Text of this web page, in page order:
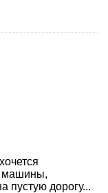
машины,
пустую дорогу...